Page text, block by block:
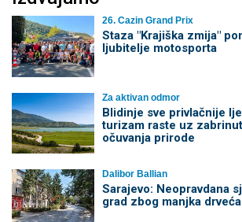
26. Cazin Grand Prix
Staza "Krajiška zmija"
ljubitelje motosporta
Za aktivan odmor
Blidinje sve privlačnije
turizam raste uz
očuvanja prirode
Dalibor Ballian
Sarajevo: Neopravdana
grad zbog manjka